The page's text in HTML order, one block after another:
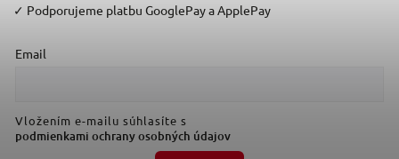
✓ Podporujeme platbu GooglePay a ApplePay
Email
Vložením e-mailu súhlasíte s
podmienkami ochrany osobných údajov